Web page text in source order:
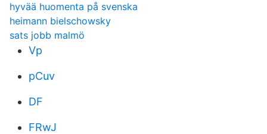
hyvää huomenta på svenska
heimann bielschowsky
sats jobb malmö
Vp
pCuv
DF
FRwJ